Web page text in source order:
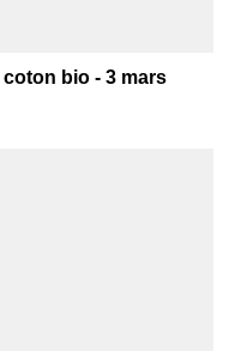
bio - 3 mars